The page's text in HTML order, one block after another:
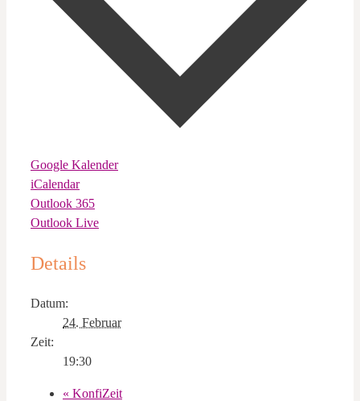
Google Kalender
iCalendar
Outlook 365
Outlook Live
Details
Datum:
24. Februar
Zeit:
19:30
« KonfiZeit